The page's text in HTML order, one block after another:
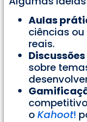
Aulas
ciências
reais.
sobre
oKahoot!